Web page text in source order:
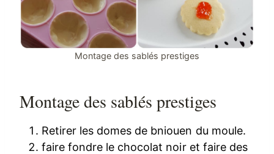
Montage des sablés prestiges
Montage des sablés prestiges
Retirer les domes de bniouen du moule.
faire fondre le chocolat noir et faire des